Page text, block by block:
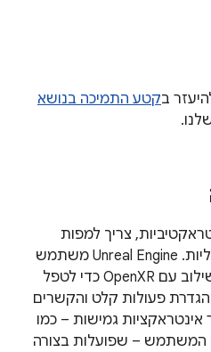
בקטע התמיכה בנושא
צריך למפות
תנועות פיזיות לפעולות דיגיטליות. ‫Unreal Engine משתמש
במערכת Enhanced Input בשילוב עם OpenXR כדי לטפל
פעולות קלט והקשרים
גמישות – כמו
המשתמש – שפועלות בצורה